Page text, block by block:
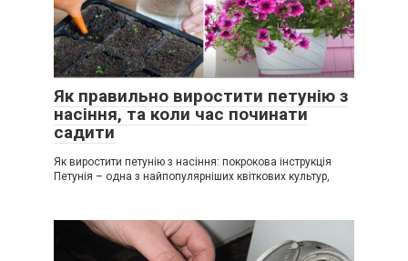
Як правильно виростити петунію з
насіння, та коли час починати
садити
Як виростити петунію з насіння: покрокова інструкція
Петунія – одна з найпопулярніших квіткових культур,